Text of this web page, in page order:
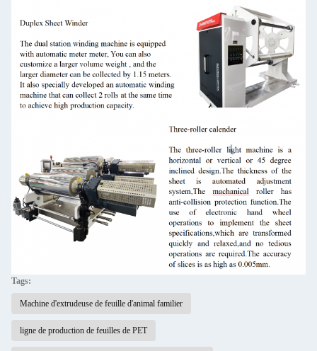
Tags:
Machine d'extrudeuse de feuille d'animal familier
ligne de production de feuilles de PET